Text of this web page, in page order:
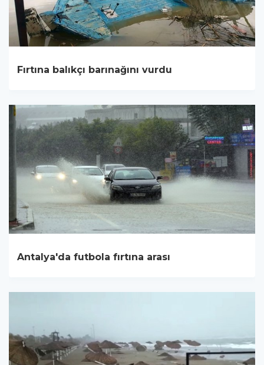
Fırtına balıkçı barınağını vurdu
Antalya'da futbola fırtına arası